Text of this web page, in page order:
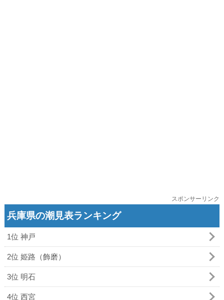
スポンサーリンク
兵庫県の潮見表ランキング
1位 神戸
2位 姫路（飾磨）
3位 明石
4位 西宮